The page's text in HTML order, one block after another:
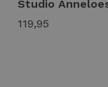
119,95